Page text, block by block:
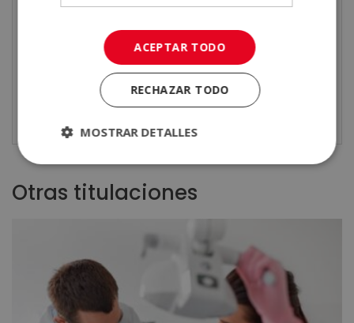
Otras titulaciones
ACEPTAR TODO
RECHAZAR TODO
MOSTRAR DETALLES